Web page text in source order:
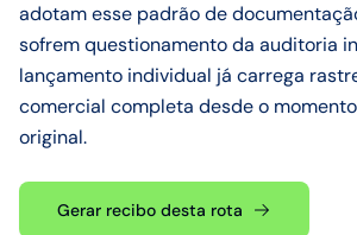
adotam esse padrão de
sofrem questionamento da auditoria
lançamento individual já carrega
comercial completa desde o
original.
Gerar recibo desta rota